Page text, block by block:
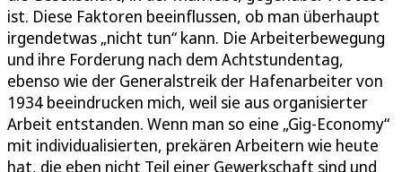
ist. Diese Faktoren beeinflussen, ob man überhaupt
irgendetwas „nicht tun“ kann. Die Arbeiterbewegung
und ihre Forderung nach dem Achtstundentag,
ebenso wie der Generalstreik der Hafenarbeiter von
1934 beeindrucken mich, weil sie aus organisierter
Arbeit entstanden. Wenn man so eine „Gig-Economy“
mit individualisierten, prekären Arbeitern wie heute
hat, die eben nicht Teil einer Gewerkschaft sind und